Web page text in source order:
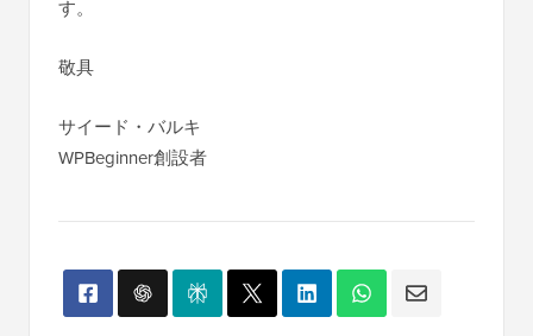
す。
敬具
サイード・バルキ
WPBeginner創設者